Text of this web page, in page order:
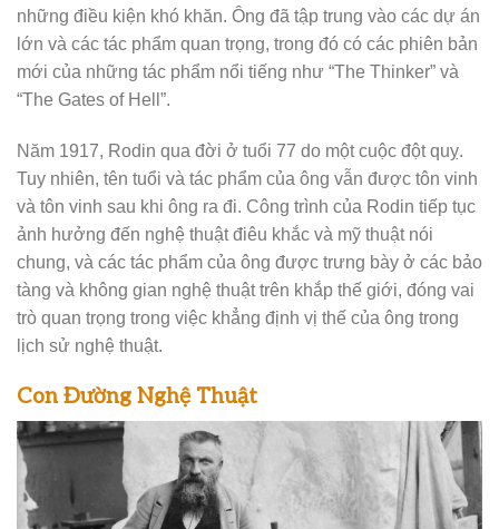
những điều kiện khó khăn. Ông đã tập trung vào các dự án
lớn và các tác phẩm quan trọng, trong đó có các phiên bản
mới của những tác phẩm nổi tiếng như “The Thinker” và
“The Gates of Hell”.
Năm 1917, Rodin qua đời ở tuổi 77 do một cuộc đột quỵ.
Tuy nhiên, tên tuổi và tác phẩm của ông vẫn được tôn vinh
và tôn vinh sau khi ông ra đi. Công trình của Rodin tiếp tục
ảnh hưởng đến nghệ thuật điêu khắc và mỹ thuật nói
chung, và các tác phẩm của ông được trưng bày ở các bảo
tàng và không gian nghệ thuật trên khắp thế giới, đóng vai
trò quan trọng trong việc khẳng định vị thế của ông trong
lịch sử nghệ thuật.
Con Đường Nghệ Thuật